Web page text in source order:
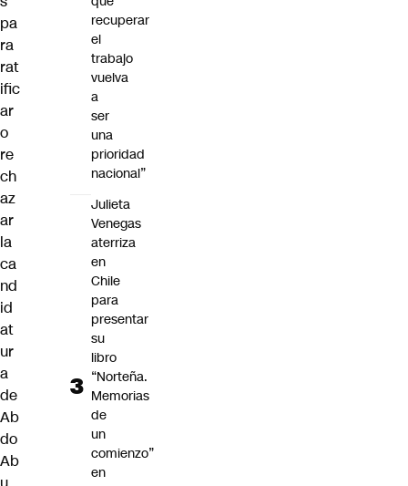
pa
ra
rat
ific
ar
o
re
ch
az
ar
la
ca
nd
id
at
ur
a
de
Ab
do
Ab
recuperar
el
trabajo
vuelva
a
ser
una
prioridad
nacional”
Julieta
Venegas
aterriza
en
Chile
para
presentar
su
libro
“Norteña.
Memorias
de
un
comienzo”
en